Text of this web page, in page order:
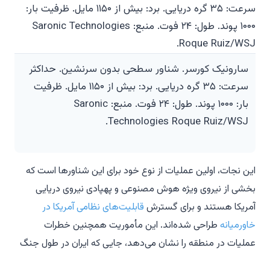
سارونیک کورسر. شناور سطحی بدون سرنشین. حداکثر
سرعت: ۳۵ گره دریایی. برد: بیش از ۱۱۵۰ مایل. ظرفیت
بار: ۱۰۰۰ پوند. طول: ۲۴ فوت. منبع: Saronic
Technologies Roque Ruiz/WSJ.
این نجات، اولین عملیات از نوع خود برای این شناورها است که
بخشی از نیروی ویژه هوش مصنوعی و پهپادی نیروی دریایی
آمریکا هستند و برای گسترش قابلیت‌های نظامی آمریکا در
خاورمیانه طراحی شده‌اند. این مأموریت همچنین خطرات
عملیات در منطقه را نشان می‌دهد، جایی که ایران در طول جنگ